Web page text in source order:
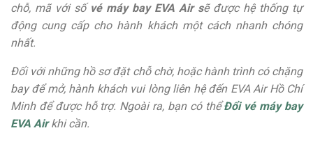
chỗ, mã với số vé máy bay EVA Air sẽ được hệ thống tự
động cung cấp cho hành khách một cách nhanh chóng
nhất.
Đối với những hồ sơ đặt chỗ chờ, hoặc hành trình có chặng
bay để mở, hành khách vui lòng liên hệ đến EVA Air Hồ Chí
Minh để được hỗ trợ. Ngoài ra, bạn có thểĐổi vé máy bay
EVA Airkhi cần.